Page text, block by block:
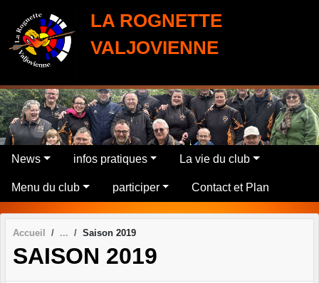
LA ROGNETTE
VALJOVIENNE
News infos pratiques La vie du club
Menu du club participer Contact et Plan
Accueil Saison 2019
SAISON 2019